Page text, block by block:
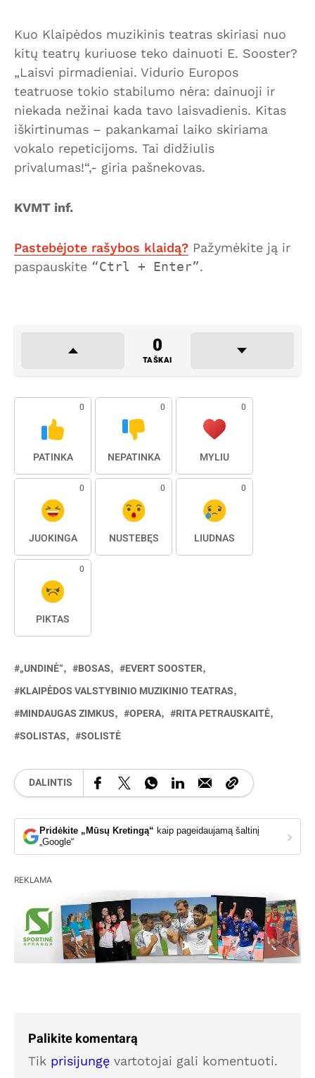
Kuo Klaipėdos muzikinis teatras skiriasi nuo
kitų teatrų kuriuose teko dainuoti E. Sooster?
„Laisvi pirmadieniai. Vidurio Europos
teatruose tokio stabilumo nėra: dainuoji ir
niekada nežinai kada tavo laisvadienis. Kitas
iškirtinumas – pakankamai laiko skiriama
vokalo repeticijoms. Tai didžiulis
privalumas!“,- giria pašnekovas.
KVMT inf.
Pastebėjote rašybos klaidą? Pažymėkite ją ir
paspauskite
Ctrl + Enter .
0
TAŠKAI
0
PATINKA
0
NEPATINKA
0
MYLIU
0
JUOKINGA
0
NUSTEBĘS
0
LIŪDNAS
0
PIKTAS
„UNDINĖ“ BOSAS
EVERT SOOSTER
KLAIPĖDOS VALSTYBINIO MUZIKINIO TEATRAS
MINDAUGAS ZIMKUS
OPERA
RITA PETRAUSKAITĖ
SOLISTAS
SOLISTĖ
DALINTIS
Pridėkite „Mūsų Kretingą“ kaip pageidaujamą šaltinį
„Google“
›
REKLAMA
Palikite komentarą
Tik prisijungę vartotojai gali komentuoti.